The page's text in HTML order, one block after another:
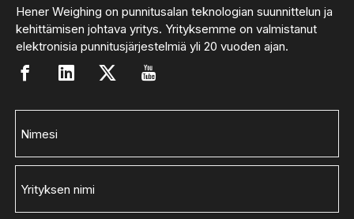
Hener Weighing on punnitusalan teknologian suunnittelun ja
kehittämisen johtava yritys. Yrityksemme on valmistanut
elektronisia punnitusjärjestelmiä yli 20 vuoden ajan.